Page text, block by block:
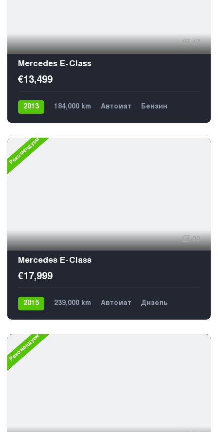
17
Mercedes E-Class
€13,499
2013 184,000 km Автомат
Бензин
Рекомендуем
20
Mercedes E-Class
€17,999
2015 239,000 km Автомат
Дизель
Рекомендуем